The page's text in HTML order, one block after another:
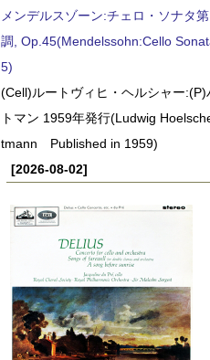
メンデルスゾーン:チェロ・ソナタ
調, Op.45(Mendelssohn:Cello
5)
(Cell)ルートヴィヒ・ヘルシャー
トマン 1959年発行(Ludwig
tmann Published in 1959)
[2026-08-02]